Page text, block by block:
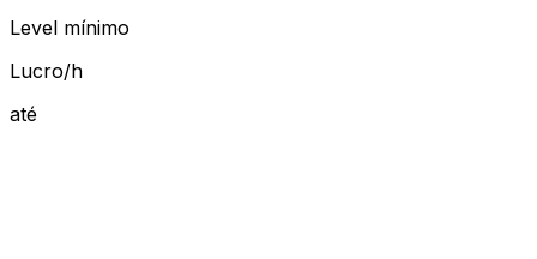
Level mínimo
Lucro/h
até